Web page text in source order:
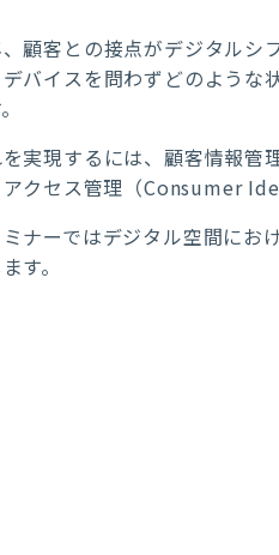
顧客との接点がデジタル
バイスを問わずどのような
実現するには、顧客情報管
クセス管理（Consumer
ナーではデジタル空間にお
す。